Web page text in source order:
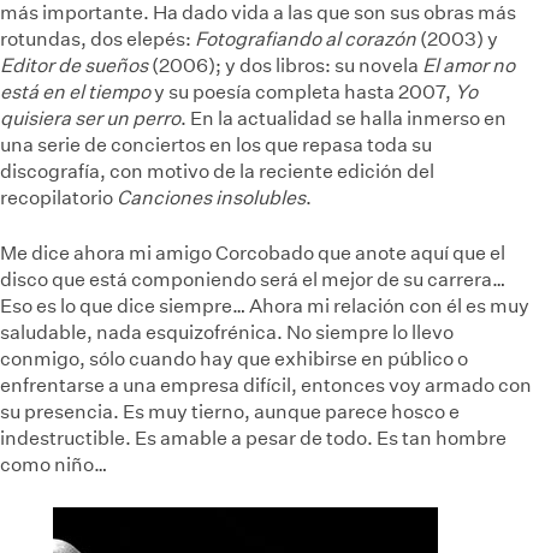
más importante. Ha dado vida a las que son sus obras más
rotundas, dos elepés: Fotografiando al corazón (2003) y
Editor de sueños(2006); y dos libros: su novela El amor no
está en el tiempoy su poesía completa hasta 2007, Yo
quisiera ser un perro. En la actualidad se halla inmerso en
una serie de conciertos en los que repasa toda su
discografía, con motivo de la reciente edición del
recopilatorio Canciones insolubles.
Me dice ahora mi amigo Corcobado que anote aquí que el
disco que está componiendo será el mejor de su carrera…
Eso es lo que dice siempre… Ahora mi relación con él es muy
saludable, nada esquizofrénica. No siempre lo llevo
conmigo, sólo cuando hay que exhibirse en público o
enfrentarse a una empresa difícil, entonces voy armado con
su presencia. Es muy tierno, aunque parece hosco e
indestructible. Es amable a pesar de todo. Es tan hombre
como niño…